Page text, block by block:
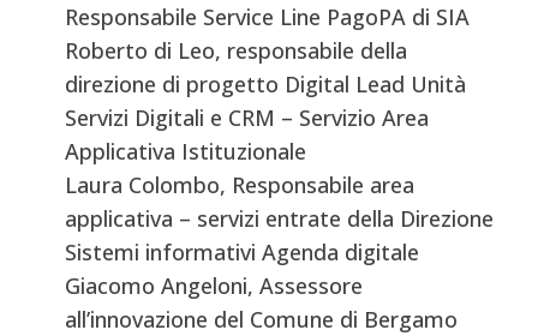
Responsabile Service Line PagoPA di SIA
Roberto di Leo, responsabile della
direzione di progetto Digital Lead Unità
Servizi Digitali e CRM – Servizio Area
Applicativa Istituzionale
Laura Colombo, Responsabile area
applicativa – servizi entrate della Direzione
Sistemi informativi Agenda digitale
Giacomo Angeloni, Assessore
all’innovazione del Comune di Bergamo